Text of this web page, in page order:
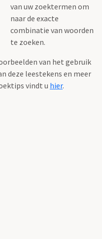
van uw zoektermen om
naar de exacte
combinatie van woorden
te zoeken.
van het gebruik
deze leestekens en meer
vindt u hier.